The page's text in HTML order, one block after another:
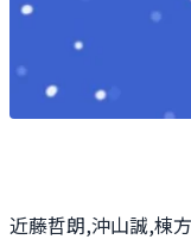
近藤哲朗,沖山誠,棟